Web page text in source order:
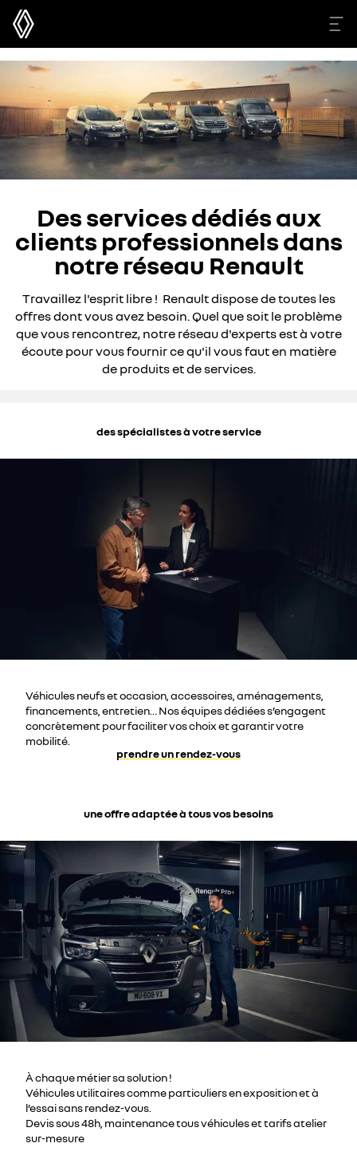
Des services dédiés aux
clients professionnels dans
notre réseau Renault
Travaillez l'esprit libre ! Renault dispose de toutes les
offres dont vous avez besoin. Quel que soit le problème
que vous rencontrez, notre réseau d'experts est à votre
écoute pour vous fournir ce qu'il vous faut en matière
de produits et de services.
des spécialistes à votre service
Véhicules neufs et occasion, accessoires, aménagements,
financements, entretien… Nos équipes dédiées s’engagent
concrètement pour faciliter vos choix et garantir votre
mobilité.
prendre un rendez-vous
une offre adaptée à tous vos besoins
À chaque métier sa solution !
Véhicules utilitaires comme particuliers en exposition et à
l’essai sans rendez-vous.
Devis sous 48h, maintenance tous véhicules et tarifs atelier
sur-mesure